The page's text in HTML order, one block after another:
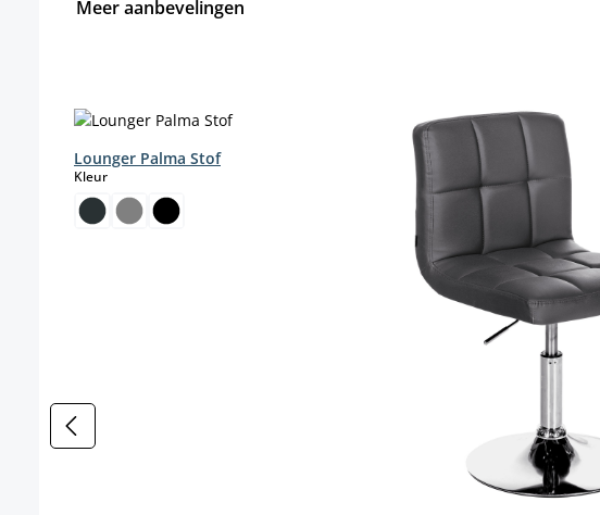
Meer aanbevelingen
Lounger Palma Stof
Kleurselect